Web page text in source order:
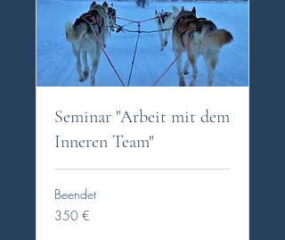
Seminar "Arbeit mit dem
Inneren Team"
Beendet
350
Euro
350 €